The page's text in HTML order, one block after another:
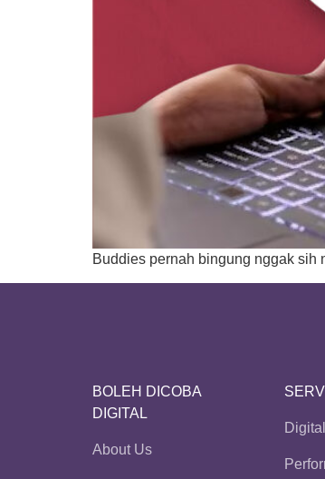
Buddies pernah bingung nggak sih
BOLEH DICOBA
DIGITAL
About Us